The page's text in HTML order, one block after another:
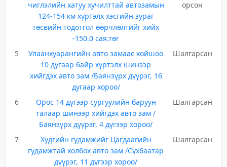
чиглэлийн хатуу хучилттай автозамын
124-154 км хүртэлх хэсгийн зураг
төсвийн тодотгол өөрчлөлтийг хийх
-150.0 сая.төг
орсон
5
Улаанхуарангийн авто замаас хойшоо
10 дугаар байр хүртэлх шинээр
хийгдэх авто зам /Баянзүрх дүүрэг, 16
дугаар хороо/
Шалгарсан
6
Орос 14 дүгээр сургуулийн баруун
талаар шинээр хийгдэх авто зам /
Баянзүрх дүүрэг, 4 дүгээр хороо/
Шалгарсан
7
Худгийн гудамжийг Цагдаагийн
гудамжтай холбох авто зам /Сүхбаатар
дүүрэг, 11 дүгээр хороо/
Шалгарсан